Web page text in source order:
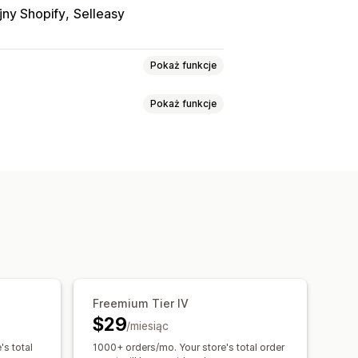
Shopify Selleasy
Pokaż funkcje
Pokaż funkcje
Oznaczanie
total
Freemium Tier IV
$29/miesiąc
1000+ orders/mo. Your store's total order